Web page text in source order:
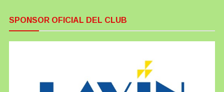
SPONSOR OFICIAL DEL CLUB